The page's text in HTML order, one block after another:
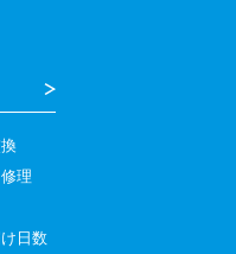
理
日数